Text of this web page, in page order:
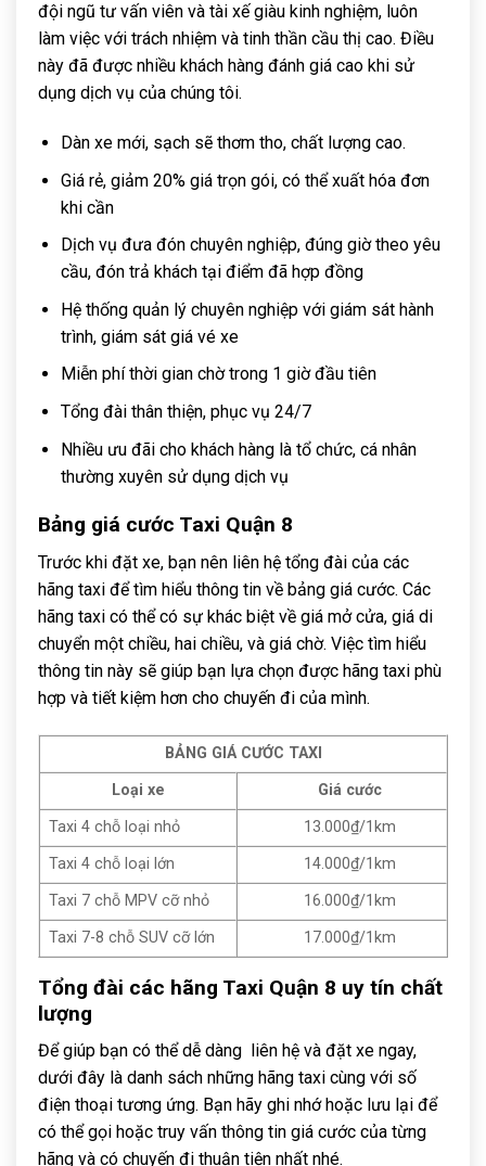
đội ngũ tư vấn viên và tài xế giàu kinh nghiệm, luôn
làm việc với trách nhiệm và tinh thần cầu thị cao. Điều
này đã được nhiều khách hàng đánh giá cao khi sử
dụng dịch vụ của chúng tôi.
Dàn xe mới, sạch sẽ thơm tho, chất lượng cao.
Giá rẻ, giảm 20% giá trọn gói, có thể xuất hóa đơn
khi cần
Dịch vụ đưa đón chuyên nghiệp, đúng giờ theo yêu
cầu, đón trả khách tại điểm đã hợp đồng
Hệ thống quản lý chuyên nghiệp với giám sát hành
trình, giám sát giá vé xe
Miễn phí thời gian chờ trong 1 giờ đầu tiên
Tổng đài thân thiện, phục vụ 24/7
Nhiều ưu đãi cho khách hàng là tổ chức, cá nhân
thường xuyên sử dụng dịch vụ
Bảng giá cước Taxi Quận 8
Trước khi đặt xe, bạn nên liên hệ tổng đài của các
hãng taxi để tìm hiểu thông tin về bảng giá cước. Các
hãng taxi có thể có sự khác biệt về giá mở cửa, giá di
chuyển một chiều, hai chiều, và giá chờ. Việc tìm hiểu
thông tin này sẽ giúp bạn lựa chọn được hãng taxi phù
hợp và tiết kiệm hơn cho chuyến đi của mình.
BẢNG GIÁ CƯỚC TAXI
Loại xe
Giá cước
Taxi 4 chỗ loại nhỏ
13.000₫/1km
Taxi 4 chỗ loại lớn
14.000₫/1km
Taxi 7 chỗ MPV cỡ nhỏ
16.000₫/1km
Taxi 7-8 chỗ SUV cỡ lớn
17.000₫/1km
Tổng đài các hãng Taxi Quận 8 uy tín chất
lượng
Để giúp bạn có thể dễ dàng liên hệ và đặt xe ngay,
dưới đây là danh sách những hãng taxi cùng với số
điện thoại tương ứng. Bạn hãy ghi nhớ hoặc lưu lại để
có thể gọi hoặc truy vấn thông tin giá cước của từng
hãng và có chuyến đi thuận tiện nhất nhé.